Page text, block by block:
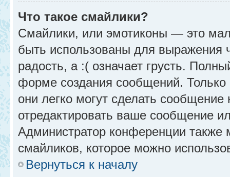
Что такое смайлики?
Смайлики, или эмотиконы — это
быть использованы для выражения
радость, а :( означает грусть.
форме создания сообщений. Только
они легко могут сделать
отредактировать ваше сообщение
Администратор конференции также
смайликов, которое можно
Вернуться к началу